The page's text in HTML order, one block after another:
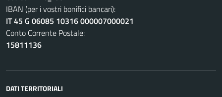
IBAN (per i vostri bonifici bancari):
IT 45 G 06085 10316 000007000021
Conto Corrente Postale:
15811136
DATI TERRITORIALI